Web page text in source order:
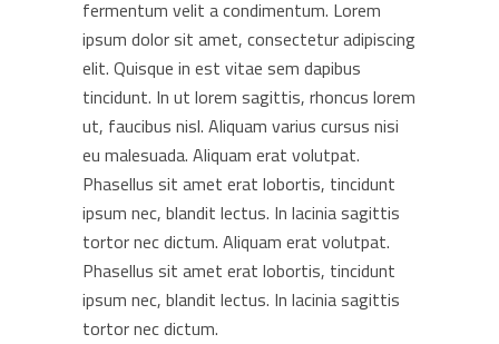
fermentum velit a condimentum. Lorem
ipsum dolor sit amet, consectetur adipiscing
elit. Quisque in est vitae sem dapibus
tincidunt. In ut lorem sagittis, rhoncus lorem
ut, faucibus nisl. Aliquam varius cursus nisi
eu malesuada. Aliquam erat volutpat.
Phasellus sit amet erat lobortis, tincidunt
ipsum nec, blandit lectus. In lacinia sagittis
tortor nec dictum. Aliquam erat volutpat.
Phasellus sit amet erat lobortis, tincidunt
ipsum nec, blandit lectus. In lacinia sagittis
tortor nec dictum.